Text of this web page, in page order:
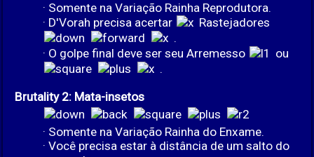
· Somente na Variação Rainha Reprodutora.
· D'Vorah precisa acertar
Rastejadores
.
· O golpe final deve ser seu Arremesso
ou
.
Brutality 2: Mata-insetos
· Somente na Variação Rainha do Enxame.
· Você precisa estar à distância de um salto do